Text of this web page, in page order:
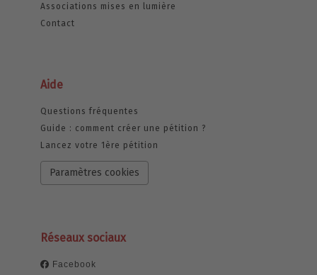
Associations mises en lumière
Contact
Aide
Questions fréquentes
Guide : comment créer une pétition ?
Lancez votre 1ère pétition
Paramètres cookies
Réseaux sociaux
Facebook